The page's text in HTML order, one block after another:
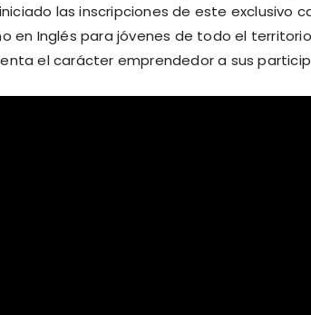
las inscripciones de este exclusivo
en Inglés para jóvenes de todo el
el carácter emprendedor a sus